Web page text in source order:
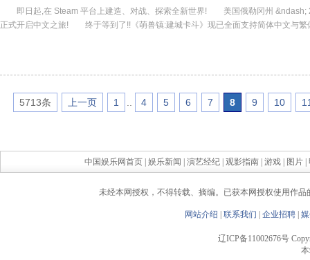
即日起,在 Steam 平台上建造、对战、探索全新世界! 美国俄勒冈州
正式开启中文之旅! 终于等到了!!《萌兽镇:建城卡斗》现已全面支持简体中文与繁
5713条 上一页 1 4 5 6 7 8 9 10
中国娱乐网首页| 娱乐新闻 演艺经纪| 观影指南| 游戏| 图片|
未经本网授权，不得转载、摘编。已获本网授权使用作
网站介绍 联系我们 企业招聘
辽ICP备11002676号